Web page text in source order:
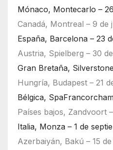
Mónaco, Montecarlo –
Canadá, Montreal – 9 de
España, Barcelona – 23
Austria, Spielberg – 30
Gran Bretaña,
Hungría, Budapest – 21
Bélgica,
Países bajos, Zandvoort
Italia, Monza – 1 de
Azerbaiyán, Bakú – 15